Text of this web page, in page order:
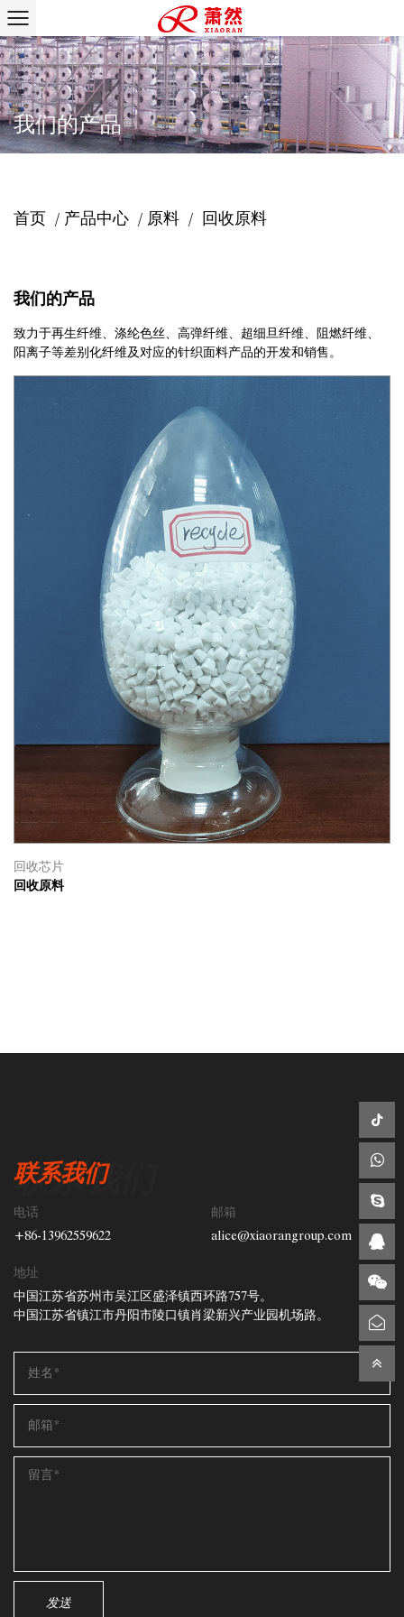
我们的产品
首页 / 产品中心 / 原料 / 回收原料
我们的产品
致力于再生纤维、涤纶色丝、高弹纤维、超细旦纤维、阻燃纤维、
阳离子等差别化纤维及对应的针织面料产品的开发和销售。
回收芯片
回收原料
联系我们
电话
+86-13962559622
邮箱
alice@xiaorangroup.com
地址
中国江苏省苏州市吴江区盛泽镇西环路757号。
中国江苏省镇江市丹阳市陵口镇肖梁新兴产业园机场路。